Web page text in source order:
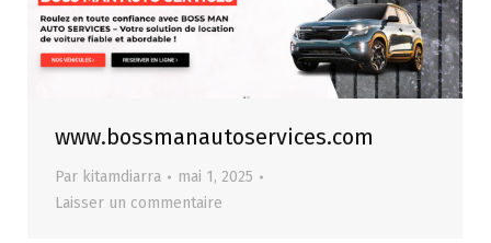
www.bossmanautoservices.com
Par kitamdiarra
mai 1, 2025
Laisser un commentaire